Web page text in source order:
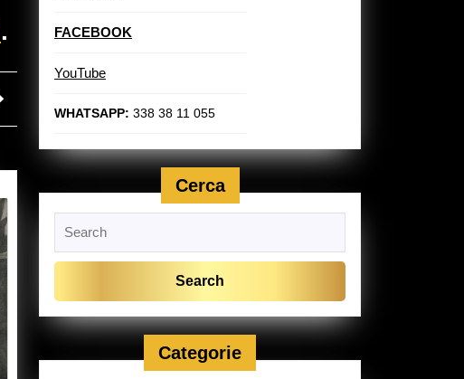
. FACEBOOK
YouTube
WHATSAPP: 338 38 11 055
Cerca
for:
Categorie